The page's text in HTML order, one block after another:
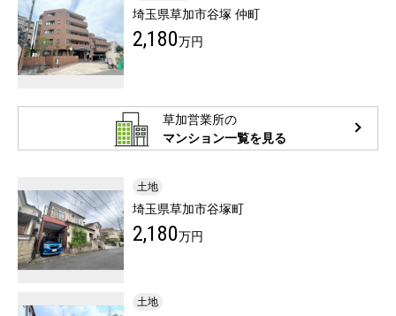
埼玉県草加市谷塚 仲町
2,180万円
草加営業所の
マンション一覧を見る
土地
埼玉県草加市谷塚町
2,180万円
土地